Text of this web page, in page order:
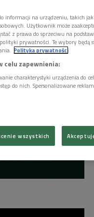
informacji na urządzeniu, takich
Użytkownik może
z prawa do sprzeciwu na
prywatności. Te wybory będą
Polityka prywatności
celu zapewnienia:
charakterystyki urządzenia do
do nich. Spersonalizowane
wszystkich